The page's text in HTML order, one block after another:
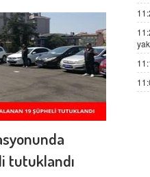
tutuklandı